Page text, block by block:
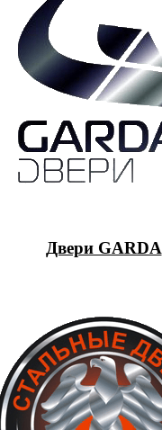
Двери GARDA